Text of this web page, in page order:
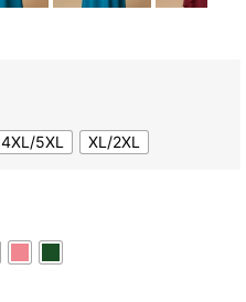
4XL/5XL XL/2XL